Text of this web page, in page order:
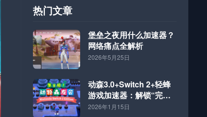
热门文章
堡垒之夜用什么加速器？
网络痛点全解析
2026年5月25日
动森3.0+Switch 2+轻蜂
游戏加速器：解锁“完全
体”海岛的终极方案
2026年1月15日